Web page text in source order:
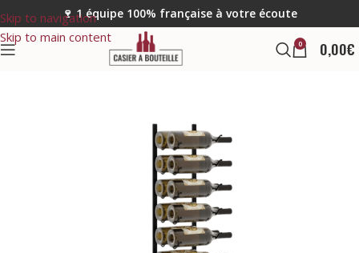
Skip to navigation
Skip to main content
🍷 1 équipe 100% française à votre écoute
0 0,00€